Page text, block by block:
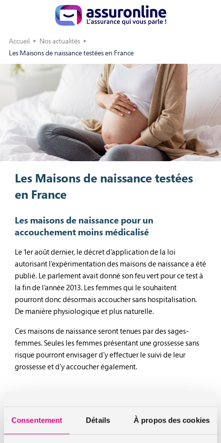
Consentement Détails À propos des cookies
Accueil
Nos actualités
Les Maisons de naissance testées en France
Les Maisons de naissance testées
en France
Les maisons de naissance pour un
accouchement moins médicalisé
Le 1er août dernier, le décret d’application de la loi
autorisant l’expérimentation des maisons de naissance a été
publié. Le parlement avait donné son feu vert pour ce test à
la fin de l’année 2013. Les femmes qui le souhaitent
pourront donc désormais accoucher sans hospitalisation.
De manière physiologique et plus naturelle.
Ces maisons de naissance seront tenues par des sages-
femmes. Seules les femmes présentant une grossesse sans
risque pourront envisager d’y effectuer le suivi de leur
grossesse et d’y accoucher également.
Issue d’une proposition de loi de l’UDI, l’idée des Maisons